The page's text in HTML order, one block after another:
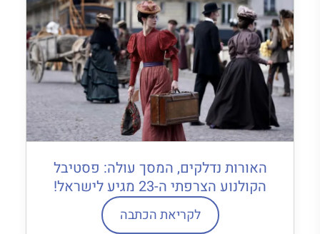
האורות נדלקים, המסך עולה: פסטיבל
הקולנוע הצרפתי ה-23 מגיע לישראל!
לקריאת הכתבה